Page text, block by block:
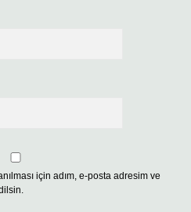
için adım, e-posta adresim ve